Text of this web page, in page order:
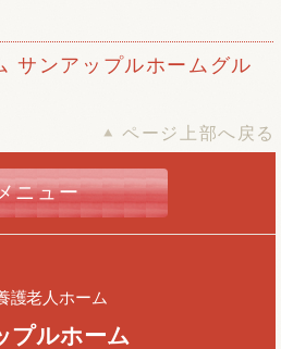
ページ上部へ戻る
ニュー
護老人ホーム
プルホーム